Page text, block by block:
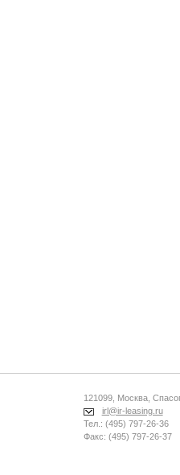
121099, Москва,
irl@ir-leasing.ru
Тел.: (495) 797-26-36
Факс: (495) 797-26-37